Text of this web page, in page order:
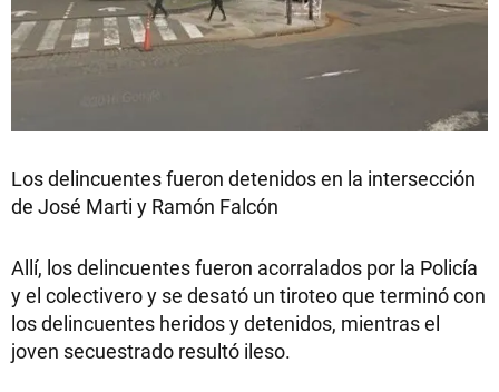
Los delincuentes fueron detenidos en la intersección
de José Marti y Ramón Falcón
Allí, los delincuentes fueron acorralados por la Policía
y el colectivero y se desató un tiroteo que terminó con
los delincuentes heridos y detenidos, mientras el
joven secuestrado resultó ileso.